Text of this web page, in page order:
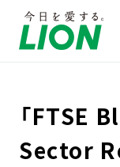
「FTSE
Sector